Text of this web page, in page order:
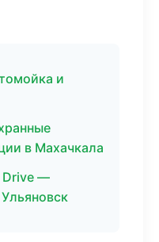
и
в Махачкала
Drive —